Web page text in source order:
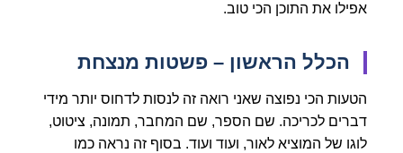
אפילו את התוכן הכי טוב.
הכלל הראשון – פשטות מנצחת
הטעות הכי נפוצה שאני רואה זה לנסות לדחוס יותר מידי
דברים לכריכה. שם הספר, שם המחבר, תמונה, ציטוט,
לוגו של המוציא לאור, ועוד ועוד. בסוף זה נראה כמו